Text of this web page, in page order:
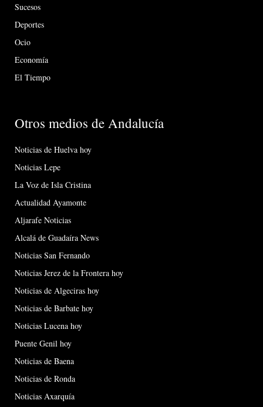
Sucesos
Deportes
Ocio
Economía
El Tiempo
Otros medios de Andalucía
Noticias de Huelva hoy
Noticias Lepe
La Voz de Isla Cristina
Actualidad Ayamonte
Aljarafe Noticias
Alcalá de Guadaíra News
Noticias San Fernando
Noticias Jerez de la Frontera hoy
Noticias de Algeciras hoy
Noticias de Barbate hoy
Noticias Lucena hoy
Puente Genil hoy
Noticias de Baena
Noticias de Ronda
Noticias Axarquía